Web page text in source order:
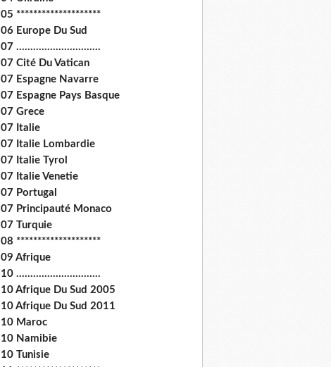
05 ********************
06 Europe Du Sud
07 ..............................
07 Cité Du Vatican
07 Espagne Navarre
07 Espagne Pays Basque
07 Grece
07 Italie
07 Italie Lombardie
07 Italie Tyrol
07 Italie Venetie
07 Portugal
07 Principauté Monaco
07 Turquie
08 ********************
09 Afrique
10 ..............................
10 Afrique Du Sud 2005
10 Afrique Du Sud 2011
10 Maroc
10 Namibie
10 Tunisie